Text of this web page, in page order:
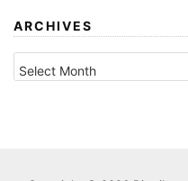
ARCHIVES
Archives